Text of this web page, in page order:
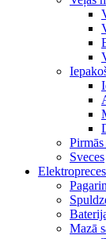
Sveces
Mazā